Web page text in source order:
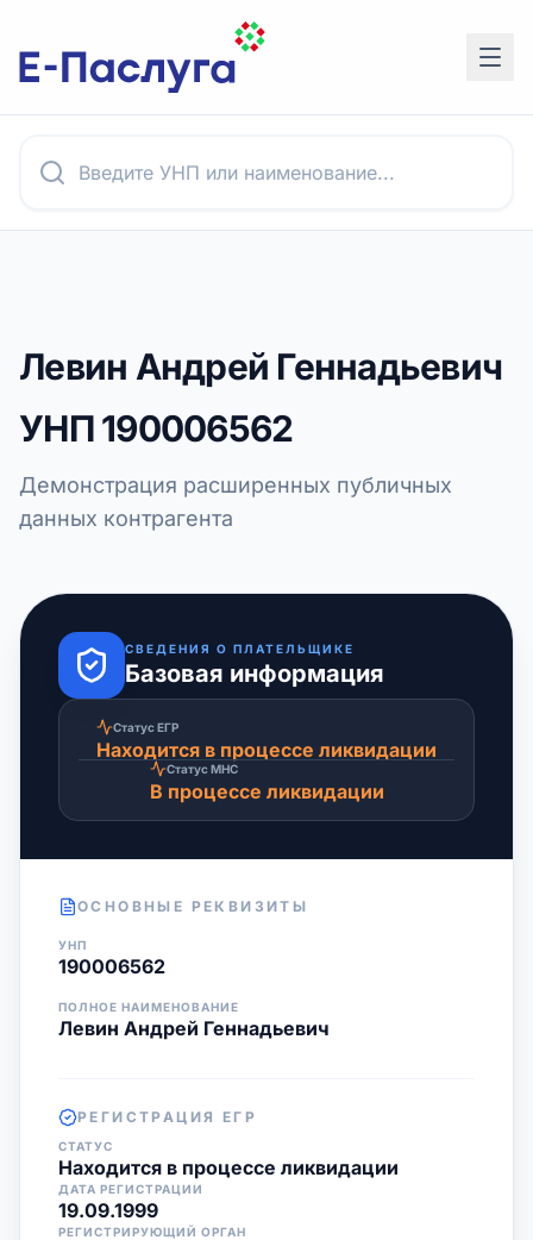
Левин Андрей Геннадьевич
УНП190006562
Демонстрация расширенных публичных
данных контрагента
СВЕДЕНИЯ О ПЛАТЕЛЬЩИКЕ
Базовая информация
Статус ЕГР
Находится в процессе ликвидации
Статус МНС
В процессе ликвидации
ОСНОВНЫЕ РЕКВИЗИТЫ
УНП
190006562
ПОЛНОЕ НАИМЕНОВАНИЕ
Левин Андрей Геннадьевич
РЕГИСТРАЦИЯ ЕГР
СТАТУС
Находится в процессе ликвидации
ДАТА РЕГИСТРАЦИИ
19.09.1999
РЕГИСТРИРУЮЩИЙ ОРГАН